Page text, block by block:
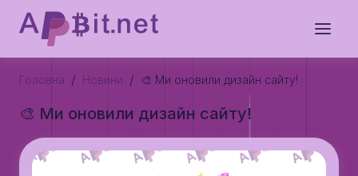
Головна / Новини / 🎨 Ми оновили дизайн сайту!
🎨 Ми оновили дизайн сайту!